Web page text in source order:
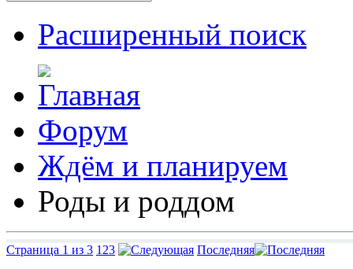
Расширенный поиск
Форум
Ждём и планируем
Роды и роддом
Страница 1 из 3 1 23 Последняя